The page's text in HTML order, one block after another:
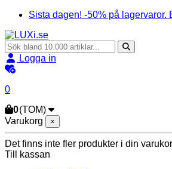
Sista dagen! -50% på lagervaror.
Logga in
0
0(TOM)
Varukorg
×
Det finns inte fler produkter i din
Till kassan